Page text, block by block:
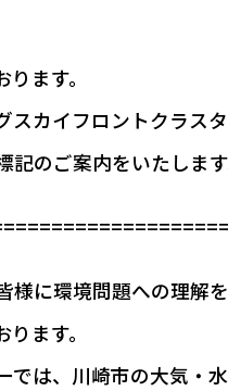
ます。
カイフロントクラスタ
のご案内をいたします
様に環境問題への理解
ます。
は、川崎市の大気・水